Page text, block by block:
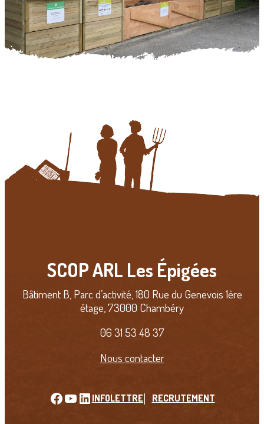
Cette photo 1732607100094.jpg, a été réduite de 59.52 % le
Mardi 26 Novembre 2024 à 08:11 par Emjysoft Photo
Réducteur v5.5 à télécharger sur
https://www.emjysoft.com/
SCOP ARL Les Épigées
Bâtiment B, Parc d’activité, 180 Rue du Genevois 1ère
étage, 73000 Chambéry
06 31 53 48 37
Nous contacter
Facebook
YouTube
LinkedIn
INFOLETTRE RECRUTEMENT